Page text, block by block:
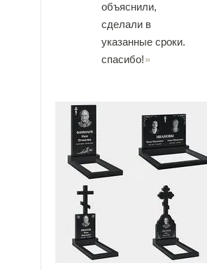
объяснили,
сделали в
указанные сроки.
спасибо!